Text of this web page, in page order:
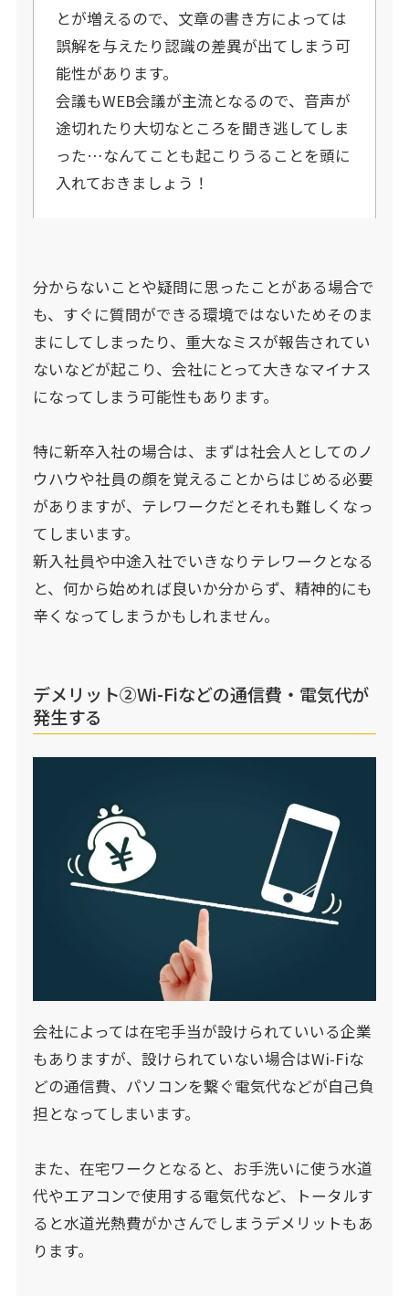
とが増えるので、文章の書き方によっては
誤解を与えたり認識の差異が出てしまう可
能性があります。
会議もWEB会議が主流となるので、音声が
途切れたり大切なところを聞き逃してしま
った…なんてことも起こりうることを頭に
入れておきましょう！
分からないことや疑問に思ったことがある場合で
も、すぐに質問ができる環境ではないためそのま
まにしてしまったり、重大なミスが報告されてい
ないなどが起こり、会社にとって大きなマイナス
になってしまう可能性もあります。
特に新卒入社の場合は、まずは社会人としてのノ
ウハウや社員の顔を覚えることからはじめる必要
がありますが、テレワークだとそれも難しくなっ
てしまいます。
新入社員や中途入社でいきなりテレワークとなる
と、何から始めれば良いか分からず、精神的にも
辛くなってしまうかもしれません。
デメリット②Wi-Fiなどの通信費・電気代が
発生する
会社によっては在宅手当が設けられていいる企業
もありますが、設けられていない場合はWi-Fiな
どの通信費、パソコンを繋ぐ電気代などが自己負
担となってしまいます。
また、在宅ワークとなると、お手洗いに使う水道
代やエアコンで使用する電気代など、トータルす
ると水道光熱費がかさんでしまうデメリットもあ
ります。